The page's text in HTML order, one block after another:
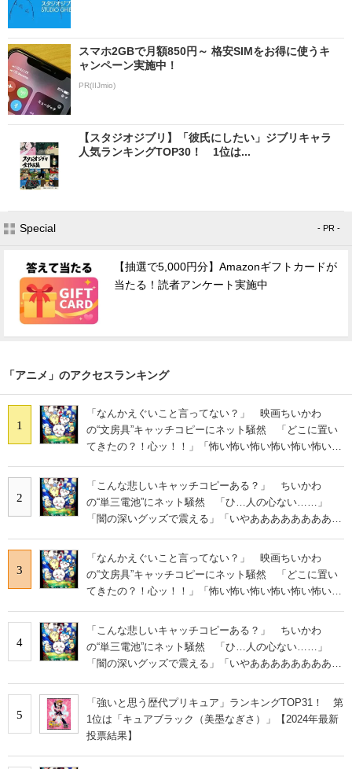
スマホ2GBで月額850円～ 格安SIMをお得に使うキ
ャンペーン実施中！
PR(IIJmio)
【スタジオジブリ】「彼氏にしたい」ジブリキャラ
人気ランキングTOP30！ 1位は...
Special - PR -
【抽選で5,000円分】Amazonギフトカードが
当たる！読者アンケート実施中
「アニメ」のアクセスランキング
1
「なんかえぐいこと言ってない？」 映画ちいかわ
の“文房具”キャッチコピーにネット騒然 「どこに置い
てきたの？！心ッ！！」「怖い怖い怖い怖い怖い怖い怖
2
「こんな悲しいキャッチコピーある？」 ちいかわ
の“単三電池”にネット騒然 「ひ…人の心ない……」
「闇の深いグッズで震える」「いやあああああああああ
3
「なんかえぐいこと言ってない？」 映画ちいかわ
の“文房具”キャッチコピーにネット騒然 「どこに置い
てきたの？！心ッ！！」「怖い怖い怖い怖い怖い怖い怖
4
「こんな悲しいキャッチコピーある？」 ちいかわ
の“単三電池”にネット騒然 「ひ…人の心ない……」
「闇の深いグッズで震える」「いやあああああああああ
5
「強いと思う歴代プリキュア」ランキングTOP31！ 第
1位は「キュアブラック（美墨なぎさ）」【2024年最新
投票結果】